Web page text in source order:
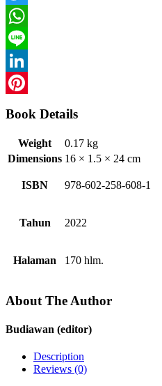
Twitter
WhatsApp
Line
LinkedIn
Book Details
Weight
0.17 kg
Dimensions 16 × 1.5 × 24 cm
ISBN 978-602-258-608-1
Tahun 2022
Halaman 170 hlm.
About The Author
Budiawan (editor)
Description
Reviews (0)